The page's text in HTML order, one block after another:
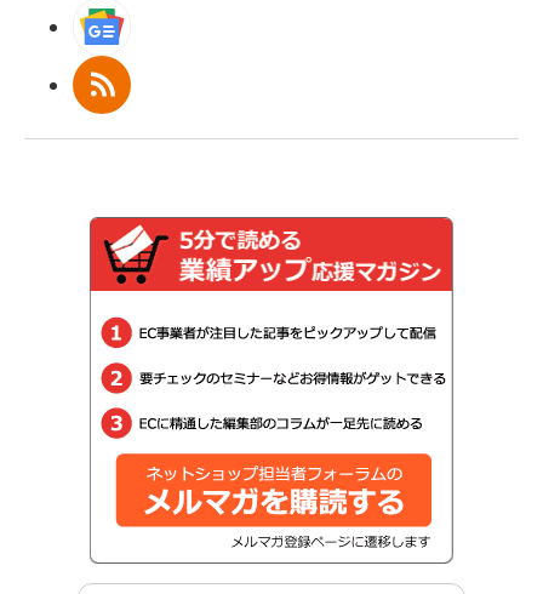
RSS